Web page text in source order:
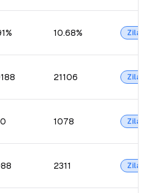
10.68% Zilā
21106 Zilā
1078 Zilā
2311 Zilā